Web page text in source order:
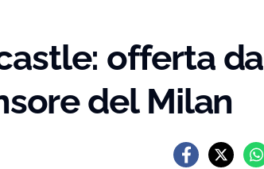
offerta da
del Milan